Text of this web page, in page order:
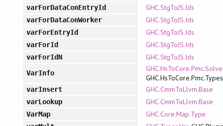
varForDataConEntryId GHC.StgToJS.Ids
varForDataConWorker GHC.StgToJS.Ids
varForEntryId GHC.StgToJS.Ids
varForId GHC.StgToJS.Ids
varForIdN GHC.StgToJS.Ids
VarInfo
GHC.HsToCore.Pmc.Types
varInsert GHC.CmmToLlvm.Base
varLookup GHC.CmmToLlvm.Base
VarMap GHC.Core.Map.Type